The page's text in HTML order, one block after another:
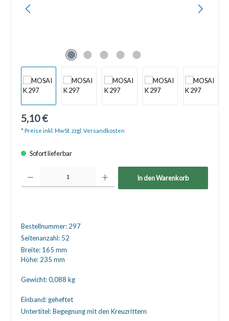
5,10 €
* Preise inkl. MwSt. zzgl. Versandkosten
Sofort lieferbar
In den Warenkorb
Bestellnummer: 297
Seitenanzahl: 52
Breite: 165 mm
Höhe: 235 mm
Gewicht:0,088 kg
Einband: geheftet
Untertitel:Begegnung mit den Kreuzrittern